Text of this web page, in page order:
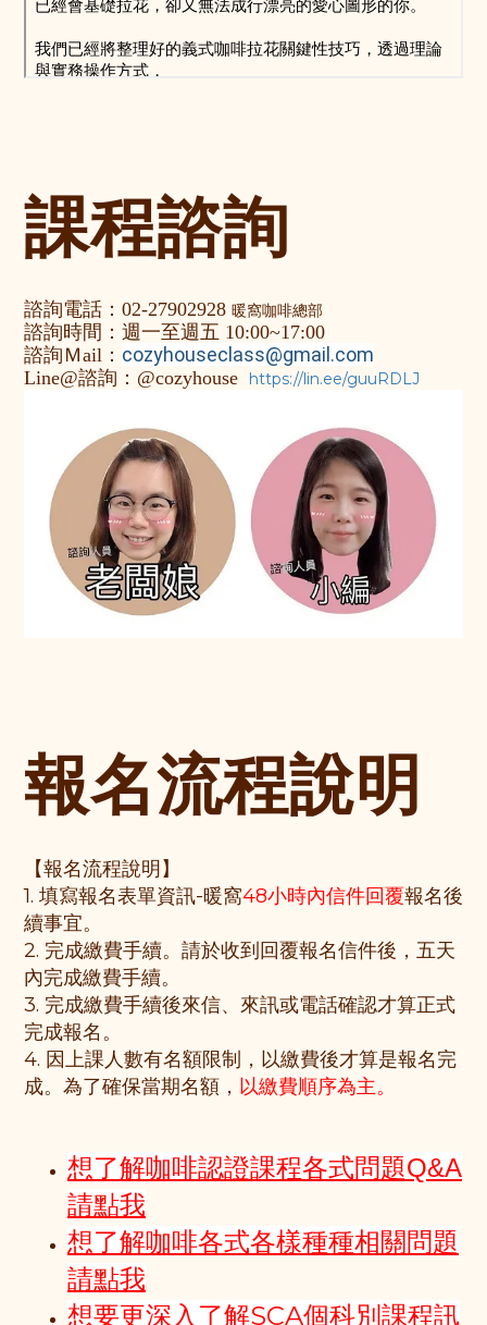
課程諮詢
諮詢電話：02-27902928 暖窩咖啡總部
諮詢時間：週一至週五 10:00~17:00
諮詢Ｍail： cozyhouseclass@gmail.com
Line@諮詢 ：@cozyhouse https://lin.ee/guuRDLJ
報名流程說明
【報名流程說明】
1. 填寫報名表單資訊-暖窩48小時內信件回覆報名後
續事宜。
2. 完成繳費手續。請於收到回覆報名信件後，五天
內完成繳費手續。
3. 完成繳費手續後來信、來訊或電話確認才算正式
完成報名。
4. 因上課人數有名額限制，以繳費後才算是報名完
成。為了確保當期名額， 以繳費順序為主。
想了解咖啡認證課程各式問題Q&A
請點我
想了解咖啡各式各樣種種相關問題
請點我
想要更深入了解SCA個科別課程訊